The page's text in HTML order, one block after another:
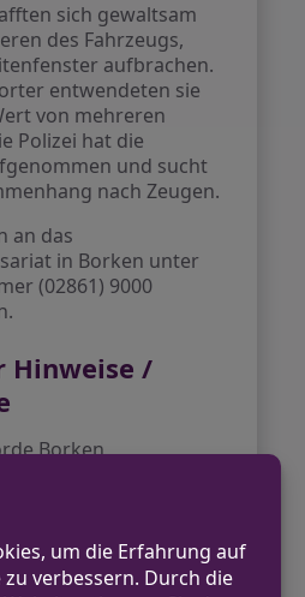
sich gewaltsam
des Fahrzeugs,
aufbrachen.
entwendeten sie
von mehreren
Polizei hat die
und sucht
nach Zeugen.
an das
in Borken unter
(02861) 9000
Hinweise /
Borken